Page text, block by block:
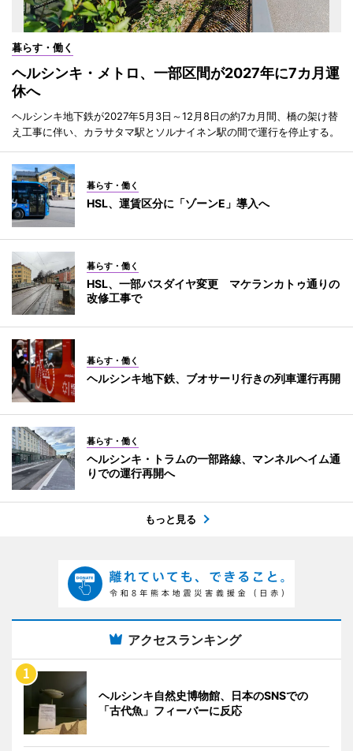
暮らす・働く
ヘルシンキ・メトロ、一部区間が2027年に7カ月運
休へ
ヘルシンキ地下鉄が2027年5月3日～12月8日の約7カ月間、橋の架け替
え工事に伴い、カラサタマ駅とソルナイネン駅の間で運行を停止する。
暮らす・働く
HSL、運賃区分に「ゾーンE」導入へ
暮らす・働く
HSL、一部バスダイヤ変更 マケランカトゥ通りの
改修工事で
暮らす・働く
ヘルシンキ地下鉄、ブオサーリ行きの列車運行再開
暮らす・働く
ヘルシンキ・トラムの一部路線、マンネルヘイム通
りでの運行再開へ
もっと見る
アクセスランキング
ヘルシンキ自然史博物館、日本のSNSでの
「古代魚」フィーバーに反応